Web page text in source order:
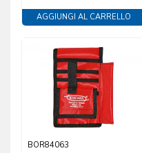
AGGIUNGI AL CARRELLO
BOR84063